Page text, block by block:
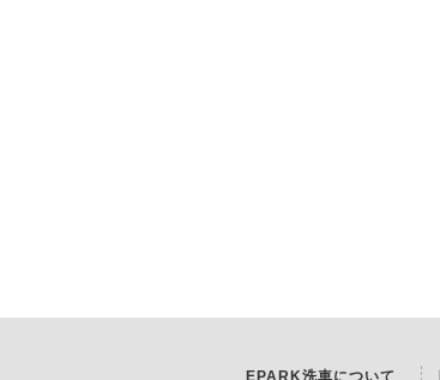
EPARK洗車について